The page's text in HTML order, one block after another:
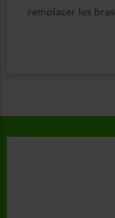
remplacer les